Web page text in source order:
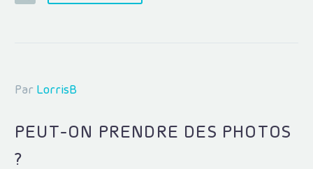
Par LorrisB
PEUT-ON PRENDRE DES PHOTOS
?